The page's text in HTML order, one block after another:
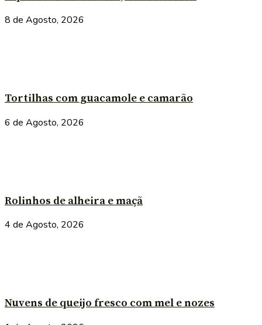
8 de Agosto, 2026
Tortilhas com guacamole e camarão
6 de Agosto, 2026
Rolinhos de alheira e maçã
4 de Agosto, 2026
Nuvens de queijo fresco com mel e nozes